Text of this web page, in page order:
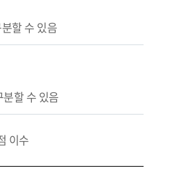
할 수 있음
할 수 있음
이수